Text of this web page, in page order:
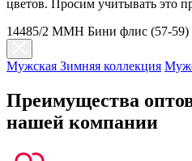
цветов. Просим учитывать это
14485/2 MMH Бини флис (57-59)
Мужская Зимняя коллекция
Преимущества
нашей компании